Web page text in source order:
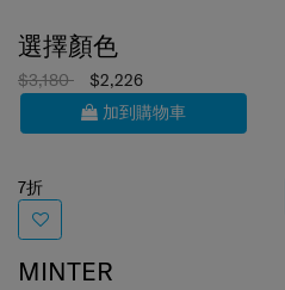
$3,180
$2,226
加到購物車
MINTER
行李箱 44厘米/15吋